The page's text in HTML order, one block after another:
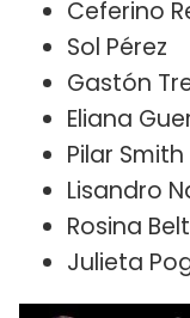
Ceferino
Sol Pérez
Gastón
Eliana
Pilar Smith
Lisandro
Rosina
Julieta